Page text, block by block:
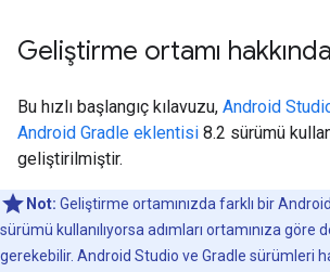
Geliştirme ortamı hakkında
Bu hızlı başlangıç kılavuzu, Android
Android Gradle eklentisi 8.2 sürümü
geliştirilmiştir.
Not: Geliştirme ortamınızda farklı bir
sürümü kullanılıyorsa adımları ortamınıza göre
gerekebilir. Android Studio ve Gradle sürümleri